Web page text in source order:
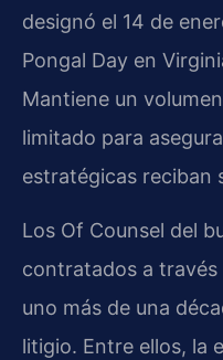
designó el 14 de
Pongal Day en
Mantiene un
limitado para
estratégicas reciban
Los Of Counsel del
contratados a
uno más de una
litigio. Entre ellos, la